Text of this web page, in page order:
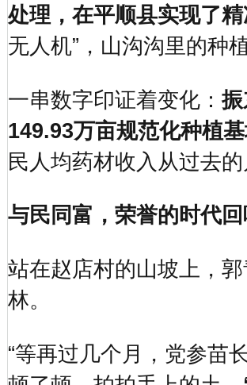
处理，在平顺县实现了精
无人机”，山沟沟里的种
一串数字印证着变化：
149.93万亩规范化种植
民人均药材收入从过去
与民同富，荣誉的时代回
站在赵店村的山坡上，
林。
“等再过几个月，党参苗